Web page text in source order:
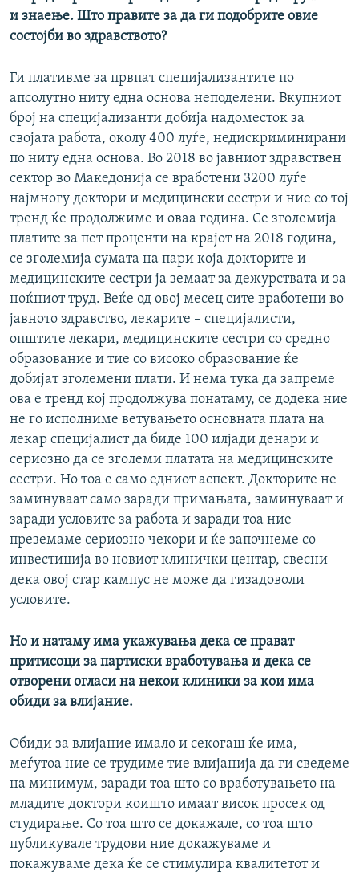
и знаење. Што правите за да ги подобрите овие
состојби во здравството?
Ги плативме за првпат специјализантите по
апсолутно ниту една основа неподелени. Вкупниот
број на специјализанти добија надоместок за
својата работа, околу 400 луѓе, недискриминирани
по ниту една основа. Во 2018 во јавниот здравствен
сектор во Македонија се вработени 3200 луѓе
најмногу доктори и медицински сестри и ние со тој
тренд ќе продолжиме и оваа година. Се зголемија
платите за пет проценти на крајот на 2018 година,
се зголемија сумата на пари која докторите и
медицинските сестри ја земаат за дежурствата и за
ноќниот труд. Веќе од овој месец сите вработени во
јавното здравство, лекарите – специјалисти,
општите лекари, медицинските сестри со средно
образование и тие со високо образование ќе
добијат зголемени плати. И нема тука да запреме
ова е тренд кој продолжува понатаму, се додека ние
не го исполниме ветувањето основната плата на
лекар специјалист да биде 100 илјади денари и
сериозно да се зголеми платата на медицинските
сестри. Но тоа е само едниот аспект. Докторите не
заминуваат само заради примањата, заминуваат и
заради условите за работа и заради тоа ние
преземаме сериозно чекори и ќе започнеме со
инвестиција во новиот клинички центар, свесни
дека овој стар кампус не може да гизадоволи
условите.
Но и натаму има укажувања дека се прават
притисоци за партиски вработувања и дека се
отворени огласи на некои клиники за кои има
обиди за влијание.
Обиди за влијание имало и секогаш ќе има,
меѓутоа ние се трудиме тие влијанија да ги сведеме
на минимум, заради тоа што со вработувањето на
младите доктори коишто имаат висок просек од
студирање. Со тоа што се докажале, со тоа што
публикувале трудови ние докажуваме и
покажуваме дека ќе се стимулира квалитетот и